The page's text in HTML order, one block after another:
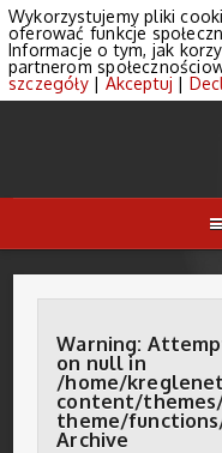
Warning:
on null in
/home/
content/
theme/
Archive
Wykorzystujemy pliki
oferować funkcje
Informacje o tym, jak
partnerom
szczegóły| Akceptuj |